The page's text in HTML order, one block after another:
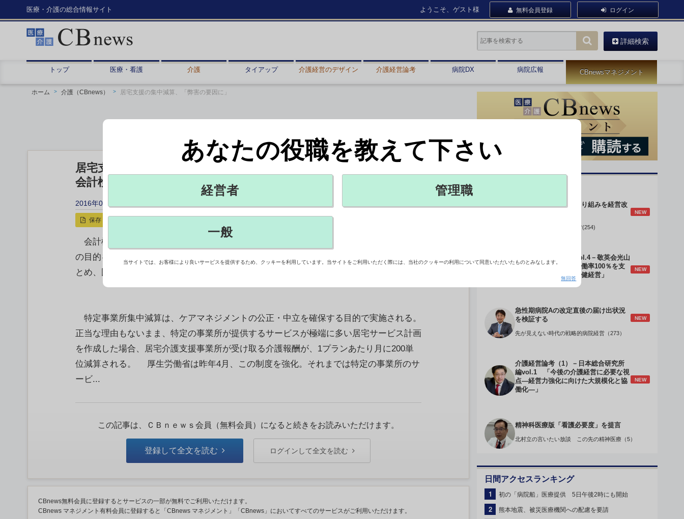
医療・介護の総合情報サイト ようこそ、ゲスト様 無料会員登録 ログイン
詳細検索
トップ 医療・看護 介護 タイアップ 介護経営のデザイン 介護経営論考 病院DX 病院広報 CBnewsマネジメント
ホーム 介護（CBnews） 居宅支援の集中減算、「弊害の要因に」
居宅支援の集中減算、「弊害の要因に」
会計検査院が報告書、国会に提出
2016年04月12日 18:00
保存
会計検査院は、居宅介護支援事業所の特定事業所集中減算について、ケアマネジメント
の目的を考えると、「一部で弊害を生じさせる要因になっている」と指摘した報告書をま
とめ、国会に提出した。【ただ正芳】
特定事業所集中減算は、ケアマネジメントの公正・中立を確保する目的で実施される。
正当な理由もないまま、特定の事業所が提供するサービスが極端に多い居宅サービス計画
を作成した場合、居宅介護支援事業所が受け取る介護報酬が、1プランあたり月に200単
位減算される。 厚生労働省は昨年4月、この制度を強化。それまでは特定の事業所のサ
ービ...
この記事は、ＣＢｎｅｗｓ会員（無料会員）になると続きをお読みいただけます。
登録して全文を読む ログインして全文を読む
CBnews無料会員に登録するとサービスの一部が無料でご利用いただけます。
CBnews マネジメント有料会員に登録すると「CBnews マネジメント」「CBnews」においてすべてのサービスがご利用いただけます。
身体的拘束最小化の取り組みを経営改
NEW
データで読み解く病院経営(254)
介護経営のデザインVol.4－敬英会光山
誠理事長 「驚異の稼働率100％を支
える『顧客目線』の老健経営」
NEW
急性期病院Aの改定直後の届け出状況
を検証する
NEW
先が見えない時代の戦略的病院経営（273）
介護経営論考（1）－日本総合研究所
編vol.1 「今後の介護経営に必要な視
点―経営力強化に向けた大規模化と協
働化―」
NEW
精神科医療版「看護必要度」を提言
北村立の言いたい放談 この先の精神医療（5）
日間アクセスランキング
1 初の「病院船」医療提供 5日午後2時にも開始
2 熊本地震、被災医療機関への配慮を要請
あなたの役職を教えて下さい
経営者 管理職
一般
当サイトでは、お客様により良いサービスを提供するため、クッキーを利用しています。当サイトをご利用いただく際には、当社のクッキーの利用について同意いただいたものとみなします。
無回答